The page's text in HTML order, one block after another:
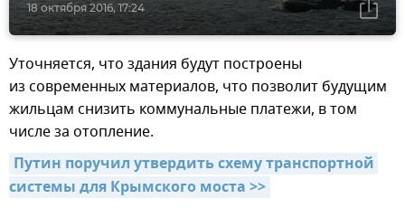
18 октября 2016, 17:24
Уточняется, что здания будут построены
из современных материалов, что позволит будущим
жильцам снизить коммунальные платежи, в том
числе за отопление.
Путин поручил утвердить схему транспортной
системы для Крымского моста >>